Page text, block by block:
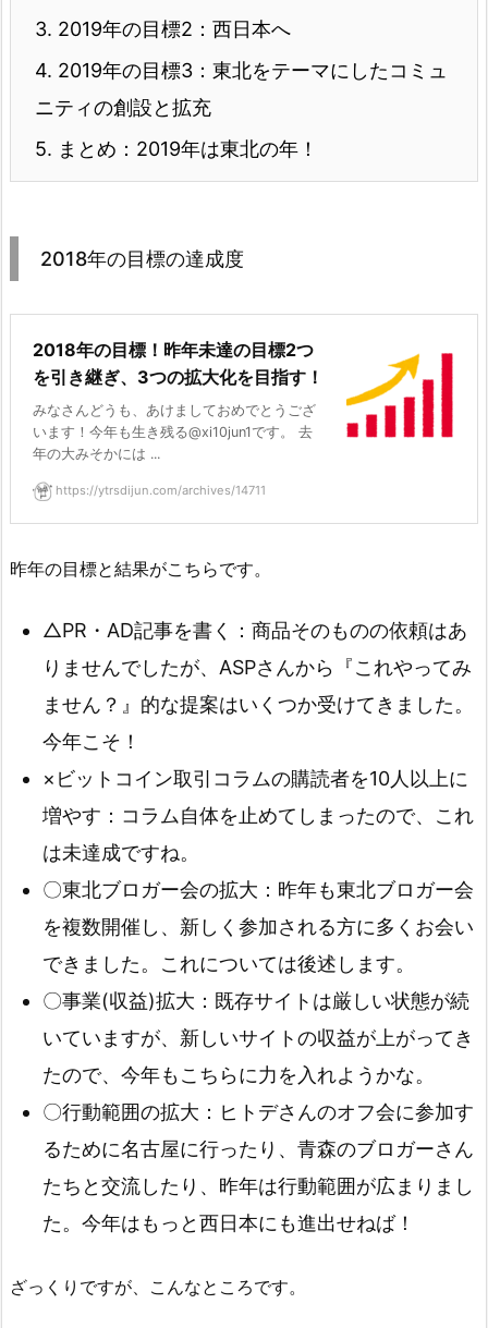
3. 2019年の目標2：西日本へ
4. 2019年の目標3：東北をテーマにしたコミュ
ニティの創設と拡充
5. まとめ：2019年は東北の年！
2018年の目標の達成度
2018年の目標！昨年未達の目標2つ
を引き継ぎ、3つの拡大化を目指す！
みなさんどうも、あけましておめでとうござ
います！今年も生き残る@xi10jun1です。 去
年の大みそかには ...
https://ytrsdijun.com/archives/14711
昨年の目標と結果がこちらです。
△PR・AD記事を書く：商品そのものの依頼はあ
りませんでしたが、ASPさんから『これやってみ
ません？』的な提案はいくつか受けてきました。
今年こそ！
×ビットコイン取引コラムの購読者を10人以上に
増やす：コラム自体を止めてしまったので、これ
は未達成ですね。
〇東北ブロガー会の拡大：昨年も東北ブロガー会
を複数開催し、新しく参加される方に多くお会い
できました。これについては後述します。
〇事業(収益)拡大：既存サイトは厳しい状態が続
いていますが、新しいサイトの収益が上がってき
たので、今年もこちらに力を入れようかな。
〇行動範囲の拡大：ヒトデさんのオフ会に参加す
るために名古屋に行ったり、青森のブロガーさん
たちと交流したり、昨年は行動範囲が広まりまし
た。今年はもっと西日本にも進出せねば！
ざっくりですが、こんなところです。